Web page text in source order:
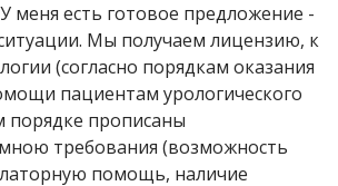
У меня есть готовое предложение -
Мы получаем лицензию, к
(согласно порядкам оказания
пациентам урологического
порядке прописаны
требования (возможность
помощь, наличие